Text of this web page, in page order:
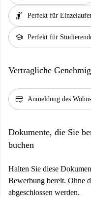
hail Perfekt für
school Perfekt für
Vertragliche
credit_score Anmeldung des
Dokumente, die Sie
buchen
Halten Sie diese
Bewerbung bereit. Ohne
abgeschlossen werden.